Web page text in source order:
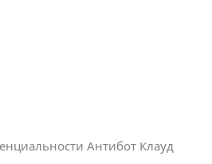
Антибот Клауд